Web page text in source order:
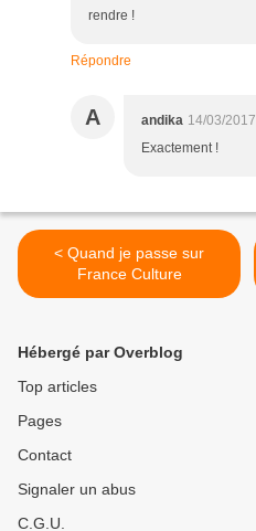
rendre !
Répondre
A andika 14/03/
Exactement !
< Quand je passe sur
France Culture
Hébergé par Overblog
Top articles
Pages
Contact
Signaler un abus
C.G.U.